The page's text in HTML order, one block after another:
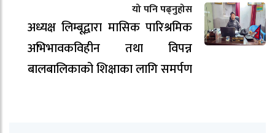
यो पनि पढ्नुहोस
अध्यक्ष लिम्बूद्वारा मासिक पारिश्रमिक
अभिभावकविहीन तथा विपन्न
बालबालिकाको शिक्षाका लागि समर्पण